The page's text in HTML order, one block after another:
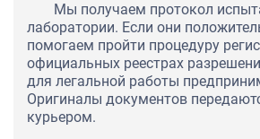
Мы получаем протокол
лаборатории. Если они
помогаем пройти процедуру
официальных реестрах
для легальной работы
Оригиналы документов
курьером.